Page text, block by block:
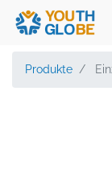
Produkte